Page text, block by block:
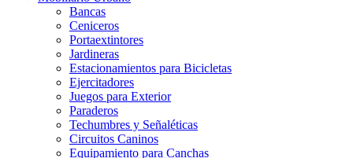
Bancas
Ceniceros
Portaextintores
Jardineras
Estacionamientos para Bicicletas
Ejercitadores
Juegos para Exterior
Paraderos
Techumbres y Señaléticas
Circuitos Caninos
Equipamiento para Canchas